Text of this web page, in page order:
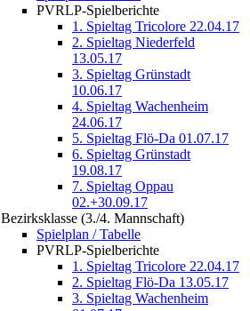
PVRLP-Spielberichte
1. Spieltag Tricolore 22.04.17
2. Spieltag Niederfeld
13.05.17
3. Spieltag Grünstadt
10.06.17
4. Spieltag Wachenheim
24.06.17
5. Spieltag Flö-Da 01.07.17
6. Spieltag Grünstadt
19.08.17
7. Spieltag Oppau
02.+30.09.17
Bezirksklasse (3./4. Mannschaft)
Spielplan / Tabelle
PVRLP-Spielberichte
1. Spieltag Tricolore 22.04.17
2. Spieltag Flö-Da 13.05.17
3. Spieltag Wachenheim